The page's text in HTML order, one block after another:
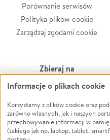
Porównanie serwisów
Polityka plików cookie
Zarządzaj zgodami cookie
Zbieraj na
Leczenie
Zwierzęta
Pożar
Ukraina
Informacje o plikach cookie
Korzystamy z plików cookie oraz
zarówno własnych, jak i naszych
przechowywanie informacji w
(takiego jak np. laptop, tablet,